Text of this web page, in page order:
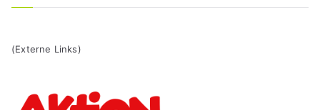
(Externe Links)